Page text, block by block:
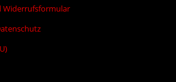
Widerrufsformular